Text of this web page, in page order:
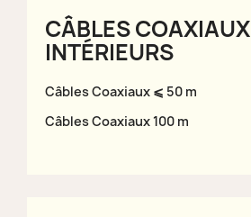
CÂBLES COAXIAUX
INTÉRIEURS
Câbles Coaxiaux ⩽ 50 m
Câbles Coaxiaux 100 m